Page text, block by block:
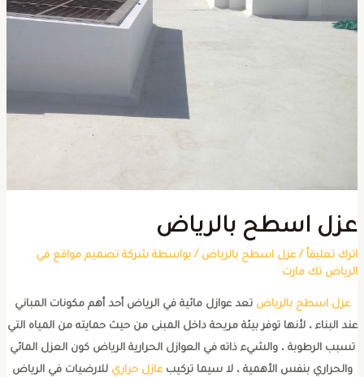
اسطح بالرياض
تعليقاً / عزل اسطح بالرياض/ بواسطة شركة تصميم مواقع في
تك مارت
عزل اسطح بالرياض تعد عوازل مائية في الرياض أحد أهم مكونات المباني
البناء ، لأنها توفر بيئة مريحة داخل المبنى من حيث حمايته من المياه التي
تسبب الرطوبة ، والشيء ذاته في العوازل الحرارية الرياض كون العزل المائي
والحراري بنفس الأهمية ، لا سيما تركيبعازل حراريللارضيات في الرياض